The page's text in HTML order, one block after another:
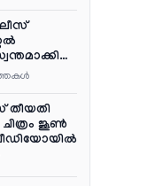
തീയതി
ചിത്രം ജൂൺ